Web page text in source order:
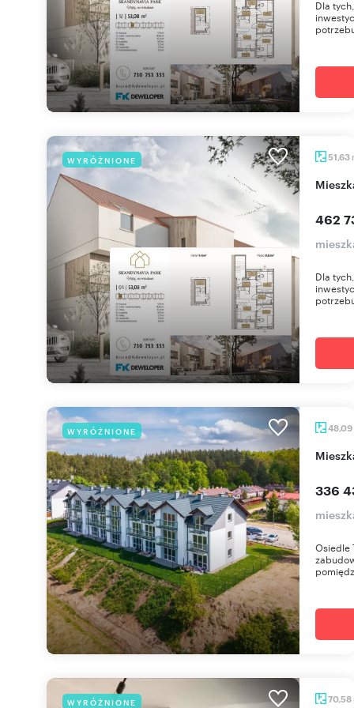
Dla
WYRÓŻNIONE 51,63
462
Dla
WYRÓŻNIONE 48,09
336
Osiedle
WYRÓŻNIONE 70,58